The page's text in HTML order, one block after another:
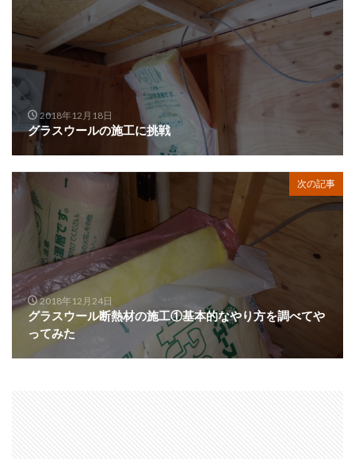
2018年12月18日
グラスウールの施工に挑戦
次の記事
2018年12月24日
グラスウール断熱材の施工①基本的なやり方を調べてや
ってみた